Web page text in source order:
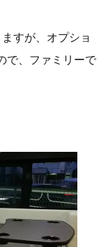
すが、オプショ
で、ファミリーで